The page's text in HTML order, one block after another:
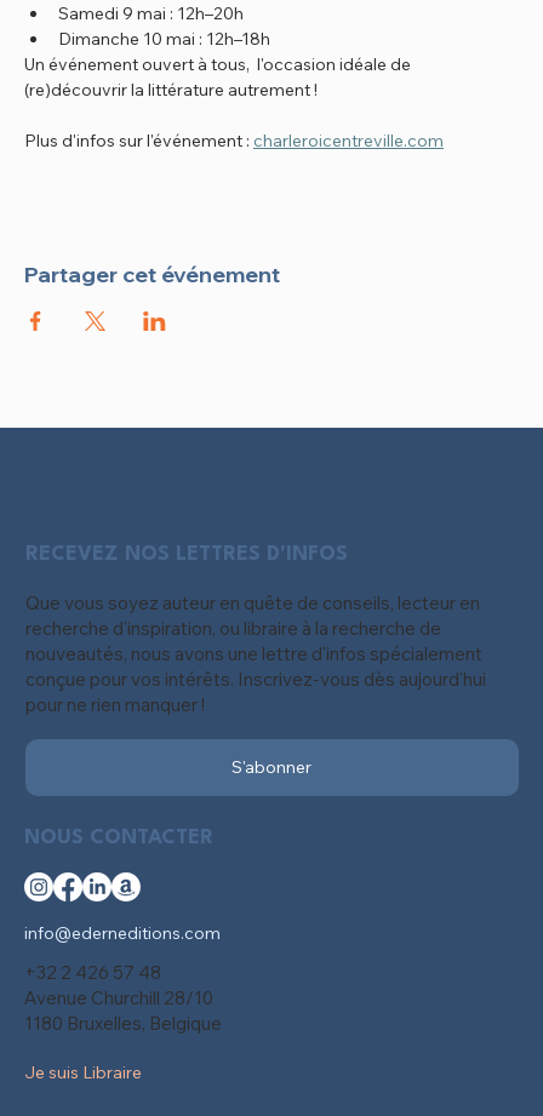
Samedi 9 mai : 12h–20h
Dimanche 10 mai : 12h–18h
Un événement ouvert à tous,  l'occasion idéale de
(re)découvrir la littérature autrement !
Plus d'infos sur l'événement : charleroicentreville.com
Partager cet événement
NOUS CONTACTER
info@ederneditions.com
+32 2 426 57 48
Avenue Churchill 28/10
1180 Bruxelles, Belgique
Je suis Libraire
RECEVEZ NOS LETTRES D'INFOS
Que vous soyez auteur en quête de conseils, lecteur en
recherche d'inspiration, ou libraire à la recherche de
nouveautés, nous avons une lettre d'infos spécialement
conçue pour vos intérêts. Inscrivez-vous dès aujourd'hui
pour ne rien manquer !
S'abonner